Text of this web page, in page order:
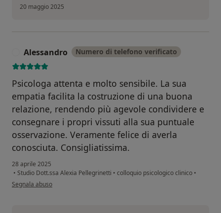
20 maggio 2025
Alessandro Numero di telefono verificato
Psicologa attenta e molto sensibile. La sua
empatia facilita la costruzione di una buona
relazione, rendendo più agevole condividere e
consegnare i propri vissuti alla sua puntuale
osservazione. Veramente felice di averla
conosciuta. Consigliatissima.
28 aprile 2025
• Studio Dott.ssa Alexia Pellegrinetti • colloquio psicologico clinico •
secondo l'opinione dell'utente Alessandro
Segnala abuso